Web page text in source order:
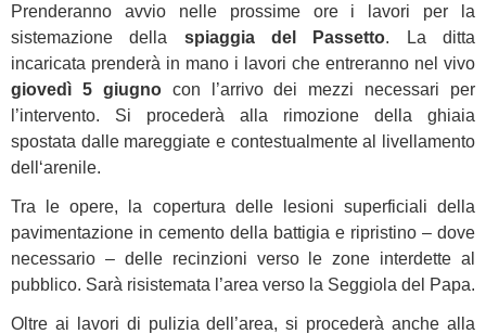
Prenderanno avvio nelle prossime ore i lavori per la
sistemazione della spiaggia del Passetto. La ditta
incaricata prenderà in mano i lavori che entreranno nel vivo
giovedì 5 giugnocon l’arrivo dei mezzi necessari per
l’intervento. Si procederà alla rimozione della ghiaia
spostata dalle mareggiate e contestualmente al livellamento
dell‘arenile.
Tra le opere, la copertura delle lesioni superficiali della
pavimentazione in cemento della battigia e ripristino – dove
necessario – delle recinzioni verso le zone interdette al
pubblico. Sarà risistemata l’area verso la Seggiola del Papa.
Oltre ai lavori di pulizia dell’area, si procederà anche alla